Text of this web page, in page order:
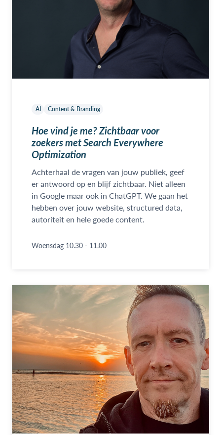
AI Content & Branding
Hoe vind je me? Zichtbaar voor
zoekers met Search Everywhere
Optimization
Achterhaal de vragen van jouw publiek, geef
er antwoord op en blijf zichtbaar. Niet alleen
in Google maar ook in ChatGPT. We gaan het
hebben over jouw website, structured data,
autoriteit en hele goede content.
Woensdag 10.30 - 11.00